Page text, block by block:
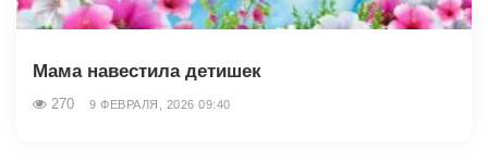
Мама навестила детишек
270 9 ФЕВРАЛЯ, 2026 09:40